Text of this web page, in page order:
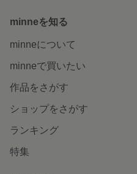
minneを知る
minneについて
minneで買いたい
作品をさがす
ショップをさがす
ランキング
特集